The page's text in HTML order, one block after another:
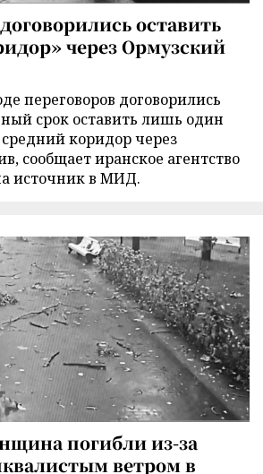
оставить
через Ормузский
переговоров договорились
срок оставить лишь один
коридор через
сообщает иранское агентство
источник в МИД.
погибли из-за
ветром в